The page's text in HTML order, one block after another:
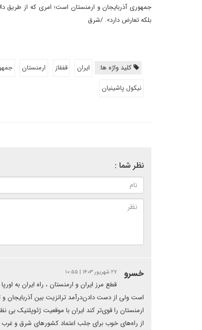
جمهوری آذربایجان و ارمنستان است؛ امری که از طریق
بلکه تعارض دارد‌». /شرق
کلید واژه ها: ایران قفقاز ارمنستان
نیکول پاشینیان
نظر شما :
خسرو ۲۷ شهریور ۱۴۰۳ | ۱۰:۵۵
قطع مرز ایران و ارمنستان ، راه ایران به
ارمنستان را قوی‌تر کند ایران با موقعیت ژئوپلتیک
از راه‌های خوب برای جلب اعتماد کشورهای شرق و